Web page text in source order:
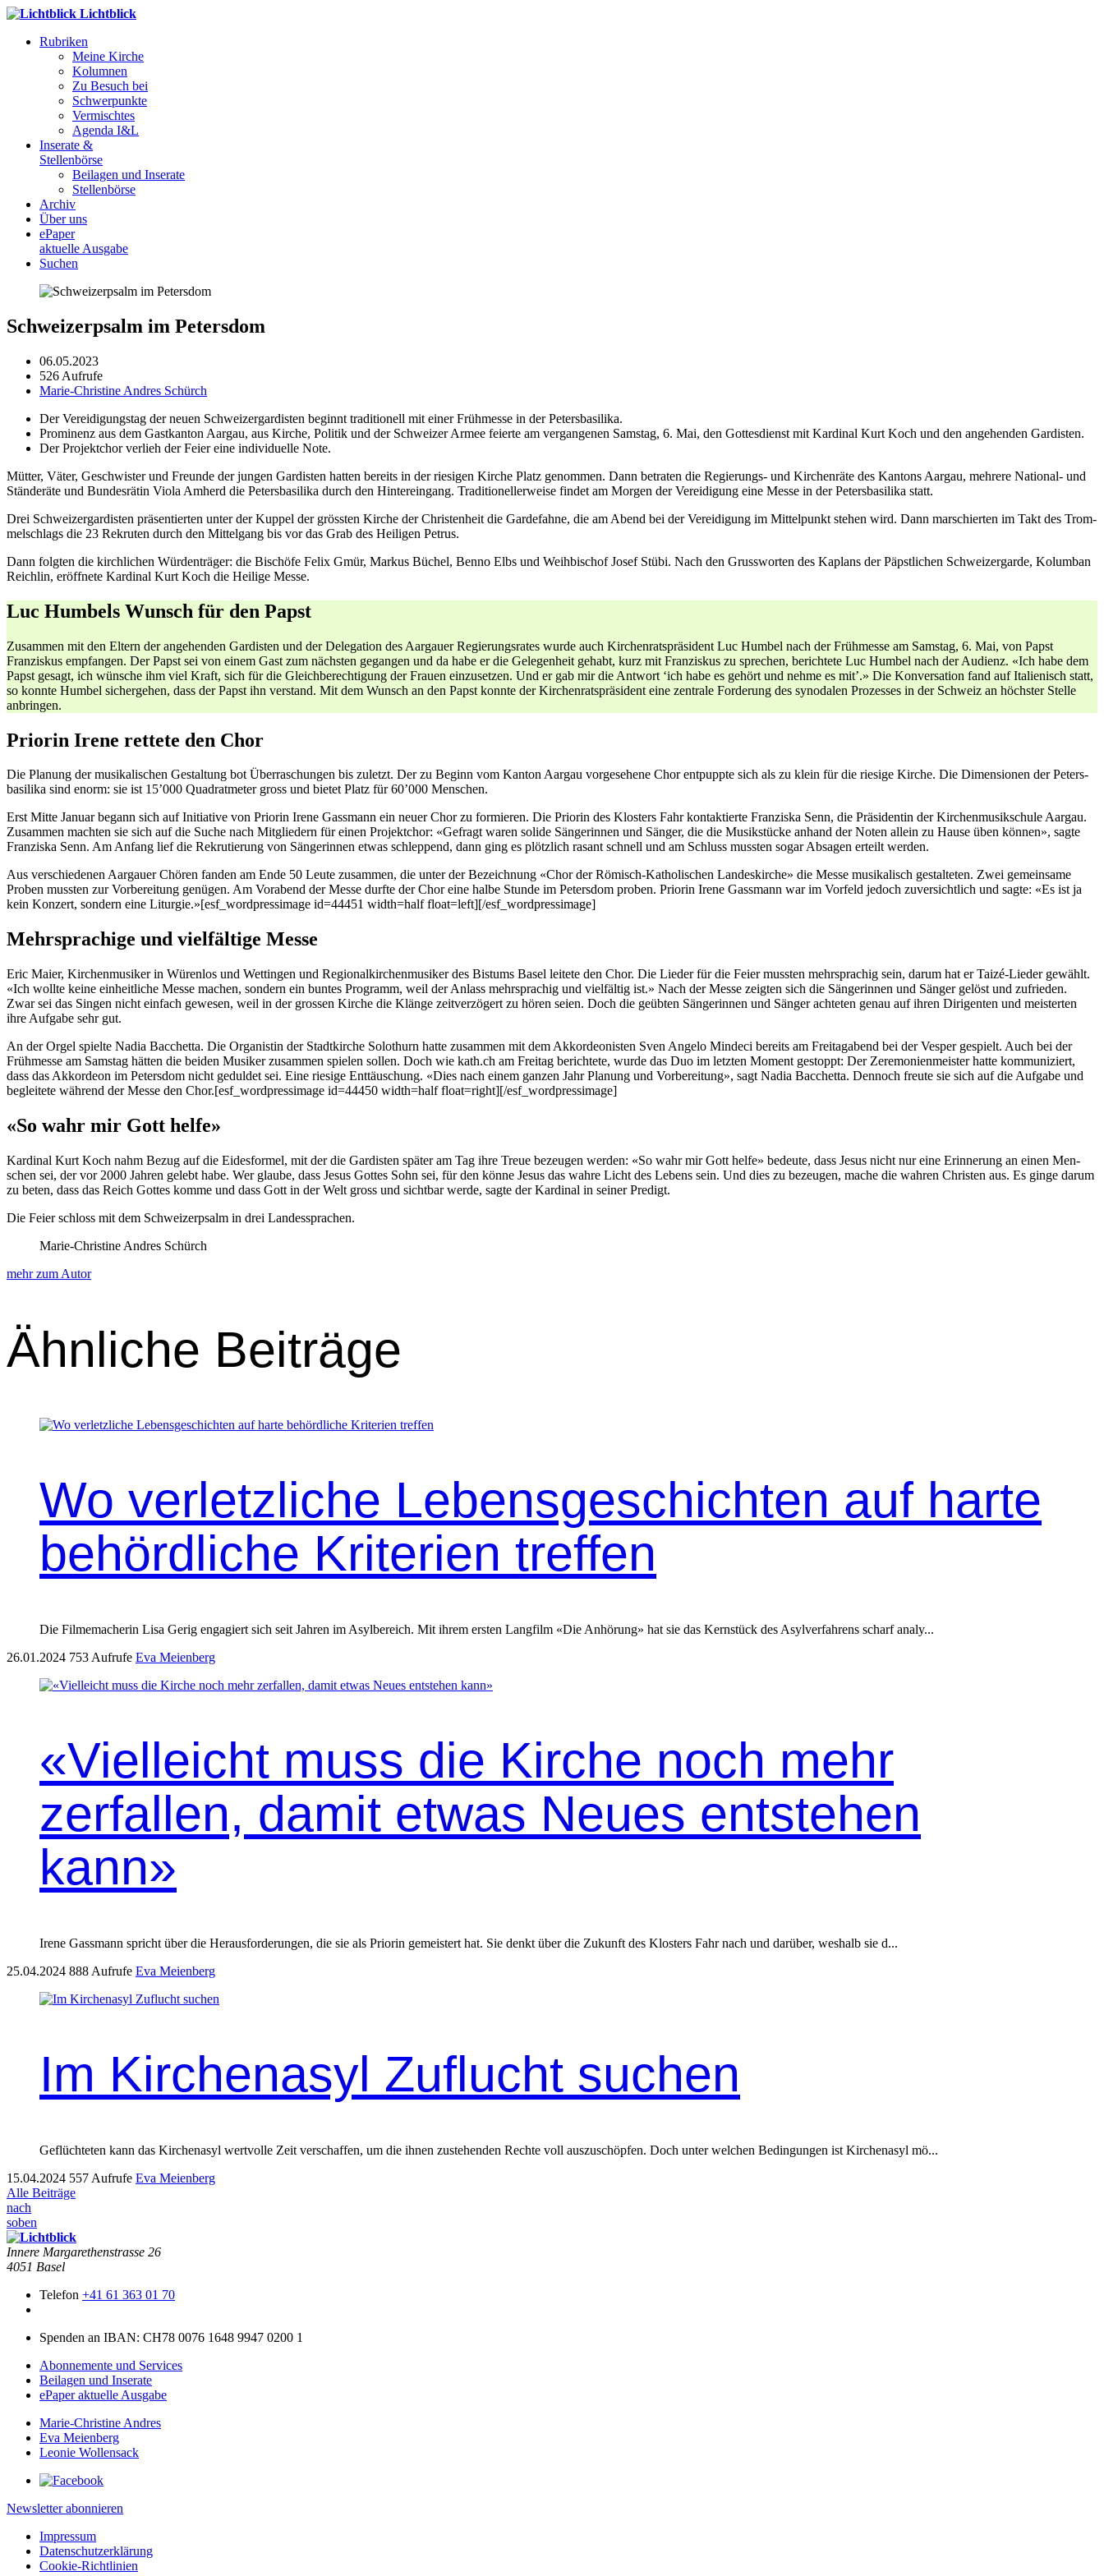
Lichtblick
Rubriken
Meine Kirche
Kolumnen
Zu Besuch bei
Schwerpunkte
Vermischtes
Agenda I&L
Inserate &
Stellenbörse
Beilagen und Inserate
Stellenbörse
Archiv
Über uns
ePaper
aktuelle Ausgabe
Suchen
Schweizerpsalm im Petersdom
06.05.2023
526 Aufrufe
Marie-Christine Andres Schürch
Der Verei­di­gungstag der neuen Schweiz­er­gardis­ten begin­nt tra­di­tionell mit ein­er Frühmesse in der Peters­basi­li­ka.
Promi­nenz aus dem Gastkan­ton Aar­gau, aus Kirche, Poli­tik und der Schweiz­er Armee feierte am ver­gan­genen Sam­stag, 6. Mai, den Gottes­di­enst mit Kar­di­nal Kurt Koch und den ange­hen­den Gardis­ten.
Der Pro­jek­tchor ver­lieh der Feier eine indi­vidu­elle Note.
Müt­ter, Väter, Geschwis­ter und Fre­unde der jun­gen Gardis­ten hat­ten bere­its in der riesi­gen Kirche Platz genom­men. Dann betrat­en die Regierungs- und Kirchen­räte des Kan­tons Aar­gau, mehrere Nation­al- und
Stän­deräte und Bun­desrätin Vio­la Amherd die Peters­basi­li­ka durch den Hin­terein­gang. Tra­di­tioneller­weise find­et am Mor­gen der Verei­di­gung eine Messe in der Peters­basi­li­ka statt.
Drei Schweiz­er­gardis­ten präsen­tierten unter der Kup­pel der grössten Kirche der Chris­ten­heit die Garde­fahne, die am Abend bei der Verei­di­gung im Mit­telpunkt ste­hen wird. Dann marschierten im Takt des Trom­
melschlags die 23 Rekruten durch den Mit­tel­gang bis vor das Grab des Heili­gen Petrus.
Dann fol­gten die kirch­lichen Wür­den­träger: die Bis­chöfe Felix Gmür, Markus Büchel, Ben­no Elbs und Wei­h­bischof Josef Stübi. Nach den Gruss­worten des Kaplans der Päp­stlichen Schweiz­er­garde, Kolum­ban
Reich­lin, eröffnete Kar­di­nal Kurt Koch die Heilige Messe.
Luc Humbels Wunsch für den Papst
Zusam­men mit den Eltern der ange­hen­den Gardis­ten und der Del­e­ga­tion des Aar­gauer Regierungsrates wurde auch Kirchen­rat­spräsi­dent Luc Hum­bel nach der Frühmesse am Sam­stag, 6. Mai, von Papst
Franziskus emp­fan­gen. Der Papst sei von einem Gast zum näch­sten gegan­gen und da habe er die Gele­gen­heit gehabt, kurz mit Franziskus zu sprechen, berichtete Luc Hum­bel nach der Audienz. «Ich habe dem
Papst gesagt, ich wün­sche ihm viel Kraft, sich für die Gle­ich­berech­ti­gung der Frauen einzuset­zen. Und er gab mir die Antwort ‘ich habe es gehört und nehme es mit’.» Die Kon­ver­sa­tion fand auf Ital­ienisch statt,
so kon­nte Hum­bel sicherge­hen, dass der Papst ihn ver­stand. Mit dem Wun­sch an den Papst kon­nte der Kirchen­rat­spräsi­dent eine zen­trale Forderung des syn­odalen Prozess­es in der Schweiz an höch­ster Stelle
anbrin­gen.
Priorin Irene rettete den Chor
Die Pla­nung der musikalis­chen Gestal­tung bot Über­raschun­gen bis zulet­zt. Der zu Beginn vom Kan­ton Aar­gau vorge­se­hene Chor ent­pup­pte sich als zu klein für die riesige Kirche. Die Dimen­sio­nen der Peters­
basi­li­ka sind enorm: sie ist 15’000 Quadrat­meter gross und bietet Platz für 60’000 Men­schen.
Erst Mitte Jan­u­ar begann sich auf Ini­tia­tive von Pri­or­in Irene Gassmann ein neuer Chor zu formieren. Die Pri­or­in des Klosters Fahr kon­tak­tierte Franziska Senn, die Präsi­dentin der Kirchen­musikschule Aar­gau.
Zusam­men macht­en sie sich auf die Suche nach Mit­gliedern für einen Pro­jek­tchor: «Gefragt waren solide Sän­gerin­nen und Sänger, die die Musik­stücke anhand der Noten allein zu Hause üben kön­nen», sagte
Franziska Senn. Am Anfang lief die Rekru­tierung von Sän­gerin­nen etwas schlep­pend, dann ging es plöt­zlich ras­ant schnell und am Schluss mussten sog­ar Absagen erteilt wer­den.
Aus ver­schiede­nen Aar­gauer Chören fan­den am Ende 50 Leute zusam­men, die unter der Beze­ich­nung «Chor der Römisch-Katholis­chen Lan­deskirche» die Messe musikalisch gestal­teten. Zwei gemein­same
Proben mussten zur Vor­bere­itung genü­gen. Am Vor­abend der Messe durfte der Chor eine halbe Stunde im Peters­dom proben. Pri­or­in Irene Gassmann war im Vor­feld jedoch zuver­sichtlich und sagte: «Es ist ja
kein Konz­ert, son­dern eine Liturgie.»[esf_wordpressimage id=44451 width=half float=left][/esf_wordpressimage]
Mehrsprachige und vielfältige Messe
Eric Maier, Kirchen­musik­er in Würen­los und Wet­tin­gen und Region­alkirchen­musik­er des Bis­tums Basel leit­ete den Chor. Die Lieder für die Feier mussten mehrsprachig sein, darum hat er Taizé-Lieder gewählt.
«Ich wollte keine ein­heitliche Messe machen, son­dern ein buntes Pro­gramm, weil der Anlass mehrsprachig und vielfältig ist.» Nach der Messe zeigten sich die Sän­gerin­nen und Sänger gelöst und zufrieden.
Zwar sei das Sin­gen nicht ein­fach gewe­sen, weil in der grossen Kirche die Klänge zeitverzögert zu hören seien. Doch die geübten Sän­gerin­nen und Sänger achteten genau auf ihren Diri­gen­ten und meis­terten
ihre Auf­gabe sehr gut.
An der Orgel spielte Nadia Bac­chet­ta. Die Organ­istin der Stadtkirche Solothurn hat­te zusam­men mit dem Akko­rdeon­is­ten Sven Ange­lo Min­de­ci bere­its am Fre­itagabend bei der Ves­per gespielt. Auch bei der
Frühmesse am Sam­stag hät­ten die bei­den Musik­er zusam­men spie­len sollen. Doch wie kath.ch am Fre­itag berichtete, wurde das Duo im let­zten Moment gestoppt: Der Zer­e­monien­meis­ter hat­te kom­mu­niziert,
dass das Akko­rdeon im Peters­dom nicht geduldet sei. Eine riesige Ent­täuschung. «Dies nach einem ganzen Jahr Pla­nung und Vor­bere­itung», sagt Nadia Bac­chet­ta. Den­noch freute sie sich auf die Auf­gabe und
begleit­ete während der Messe den Chor.[esf_wordpressimage id=44450 width=half float=right][/esf_wordpressimage]
«So wahr mir Gott helfe»
Kar­di­nal Kurt Koch nahm Bezug auf die Eides­formel, mit der die Gardis­ten später am Tag ihre Treue bezeu­gen wer­den: «So wahr mir Gott helfe» bedeute, dass Jesus nicht nur eine Erin­nerung an einen Men­
schen sei, der vor 2000 Jahren gelebt habe. Wer glaube, dass Jesus Gottes Sohn sei, für den könne Jesus das wahre Licht des Lebens sein. Und dies zu bezeu­gen, mache die wahren Chris­ten aus. Es gin­ge darum
zu beten, dass das Reich Gottes komme und dass Gott in der Welt gross und sicht­bar werde, sagte der Kar­di­nal in sein­er Predigt.
Die Feier schloss mit dem Schweiz­erp­salm in drei Lan­dessprachen.
Marie-Christine Andres Schürch
mehr zum Autor
Ähnliche Beiträge
Wo verletzliche Lebensgeschichten auf harte
behördliche Kriterien treffen
Die Filmemacherin Lisa Gerig engagiert sich seit Jahren im Asyl­bere­ich. Mit ihrem ersten Lang­film «Die Anhörung» hat sie das Kern­stück des Asylver­fahrens scharf analy...
26.01.2024 753 Aufrufe Eva Meienberg
«Vielleicht muss die Kirche noch mehr
zerfallen, damit etwas Neues entstehen
kann»
Irene Gassmann spricht über die Her­aus­forderun­gen, die sie als Pri­or­in gemeis­tert hat. Sie denkt über die Zukun­ft des Klosters Fahr nach und darüber, weshalb sie d...
25.04.2024 888 Aufrufe Eva Meienberg
Im Kirchenasyl Zuflucht suchen
Geflüchteten kann das Kirchenasyl wertvolle Zeit ver­schaf­fen, um die ihnen ­zuste­hen­den Rechte voll auszuschöpfen. Doch unter welchen Bedin­gun­gen ist Kirchenasyl mö...
15.04.2024 557 Aufrufe Eva Meienberg
Alle Beiträge
nach
soben
Innere Mar­garethen­strasse 26
4051 Basel
Telefon +41 61 363 01 70
Spenden an IBAN: CH78 0076 1648 9947 0200 1
Abonnemente und Services
Beilagen und Inserate
ePaper aktuelle Ausgabe
Marie-Christine Andres
Eva Meienberg
Leonie Wollensack
Newsletter abonnieren
Impressum
Datenschutzerklärung
Cookie-Richtlinien